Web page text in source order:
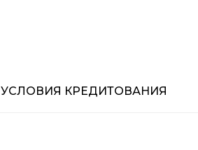
УСЛОВИЯ КРЕДИТОВАНИЯ